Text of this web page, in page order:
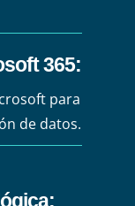
365:
para
de datos.